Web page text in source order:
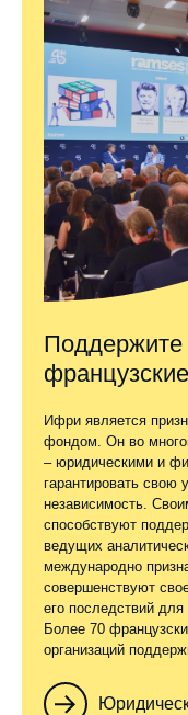
Ифри является
фондом. Он во
– юридическими и
гарантировать свою
независимость.
способствуют
ведущих
международно
совершенствуют
его последствий для
Более 70
организаций